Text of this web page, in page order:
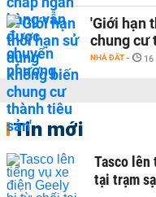
'Giới hạn
chung cư
NHÀ ĐẤT -
Tin mới
Tasco
tại trạm